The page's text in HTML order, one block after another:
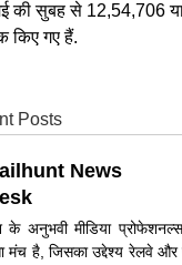
की सुबह से 12,54,706
किए गए हैं.
Posts
News
के अनुभवी मीडिया
मंच है, जिसका उद्देश्य रेलवे